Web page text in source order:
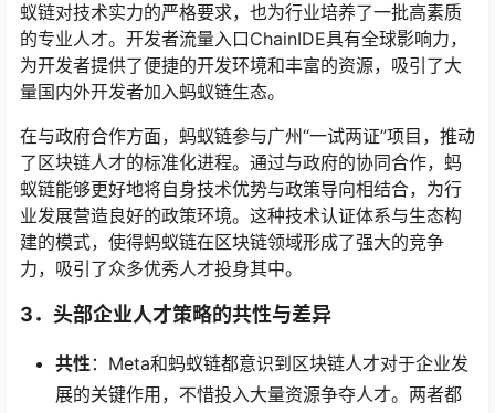
蚁链对技术实力的严格要求，也为行业培养了一批高素质
的专业人才。开发者流量入口ChainIDE具有全球影响力，
为开发者提供了便捷的开发环境和丰富的资源，吸引了大
量国内外开发者加入蚂蚁链生态。
在与政府合作方面，蚂蚁链参与广州“一试两证”项目，推动
了区块链人才的标准化进程。通过与政府的协同合作，蚂
蚁链能够更好地将自身技术优势与政策导向相结合，为行
业发展营造良好的政策环境。这种技术认证体系与生态构
建的模式，使得蚂蚁链在区块链领域形成了强大的竞争
力，吸引了众多优秀人才投身其中。
3． 头部企业人才策略的共性与差异
共性：Meta和蚂蚁链都意识到区块链人才对于企业发
展的关键作用，不惜投入大量资源争夺人才。两者都